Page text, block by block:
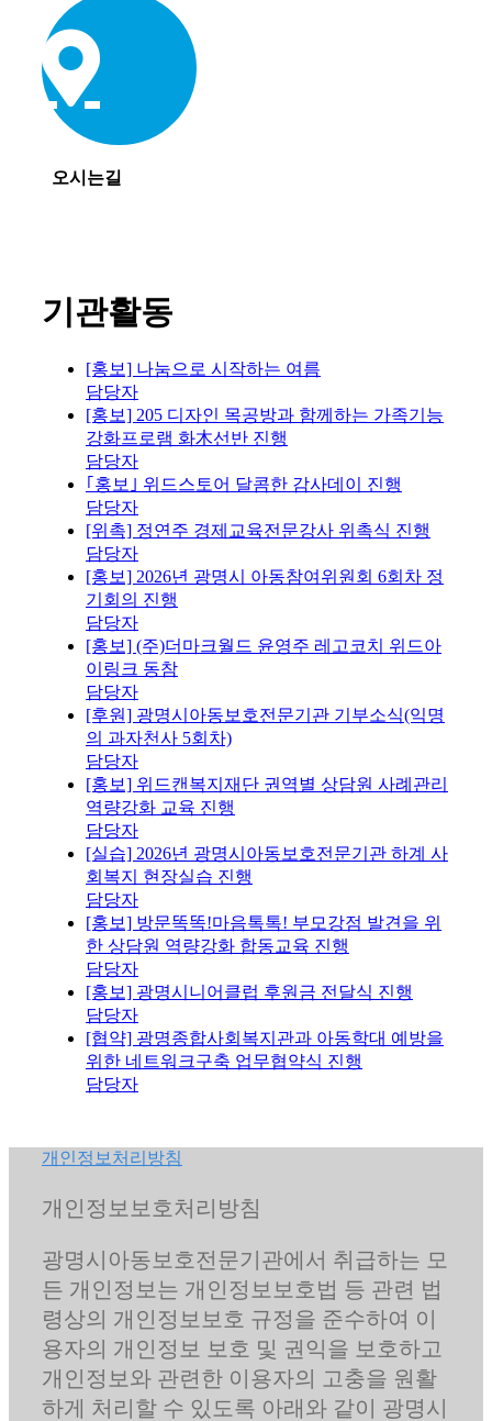
오시는길
기관활동
[홍보] 나눔으로 시작하는 여름
담당자
[홍보] 205 디자인 목공방과 함께하는 가족기능
강화프로램 화木선반 진행
담당자
｢홍보｣ 위드스토어 달콤한 감사데이 진행
담당자
[위촉] 정연주 경제교육전문강사 위촉식 진행
담당자
[홍보] 2026년 광명시 아동참여위원회 6회차 정
기회의 진행
담당자
[홍보] (주)더마크월드 윤영주 레고코치 위드아
이링크 동참
담당자
[후원] 광명시아동보호전문기관 기부소식(익명
의 과자천사 5회차)
담당자
[홍보] 위드캔복지재단 권역별 상담원 사례관리
역량강화 교육 진행
담당자
[실습] 2026년 광명시아동보호전문기관 하계 사
회복지 현장실습 진행
담당자
[홍보] 방문똑똑!마음톡톡! 부모강점 발견을 위
한 상담원 역량강화 합동교육 진행
담당자
[홍보] 광명시니어클럽 후원금 전달식 진행
담당자
[협약] 광명종합사회복지관과 아동학대 예방을
위한 네트워크구축 업무협약식 진행
담당자
개인정보처리방침
개인정보보호처리방침
광명시아동보호전문기관에서 취급하는 모
든 개인정보는 개인정보보호법 등 관련 법
령상의 개인정보보호 규정을 준수하여 이
용자의 개인정보 보호 및 권익을 보호하고
개인정보와 관련한 이용자의 고충을 원활
하게 처리할 수 있도록 아래와 같이 광명시